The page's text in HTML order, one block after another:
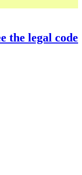
the legal code